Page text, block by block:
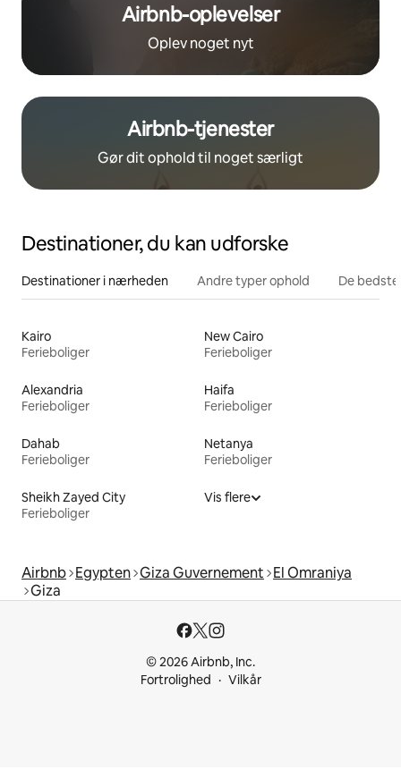
Airbnb-oplevelser
Oplev noget nyt
Airbnb-tjenester
Gør dit ophold til noget særligt
Destinationer, du kan udforske
Destinationer i nærheden Andre typer ophold De
Kairo
Ferieboliger
New Cairo
Ferieboliger
Alexandria
Ferieboliger
Haifa
Ferieboliger
Dahab
Ferieboliger
Netanya
Ferieboliger
Sheikh Zayed City
Ferieboliger
Vis flere
Airbnb Egypten Giza Guvernement El Omraniya
Giza
© 2026 Airbnb, Inc.
Fortrolighed
Vilkår